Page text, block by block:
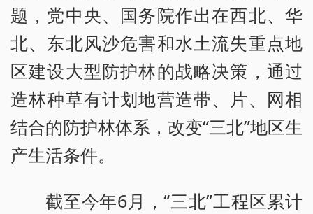
题，党中央、国务院作出在西北、华
北、东北风沙危害和水土流失重点地
区建设大型防护林的战略决策，通过
造林种草有计划地营造带、片、网相
结合的防护林体系，改变“三北”地区生
产生活条件。
截至今年6月，“三北”工程区累计